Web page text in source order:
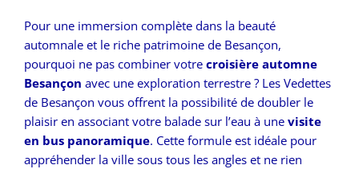
Pour une immersion complète dans la beauté
automnale et le riche patrimoine de Besançon,
pourquoi ne pas combiner votre croisière automne
Besançon avec une exploration terrestre ? Les Vedettes
de Besançon vous offrent la possibilité de doubler le
plaisir en associant votre balade sur l’eau à une visite
en bus panoramique. Cette formule est idéale pour
appréhender la ville sous tous les angles et ne rien